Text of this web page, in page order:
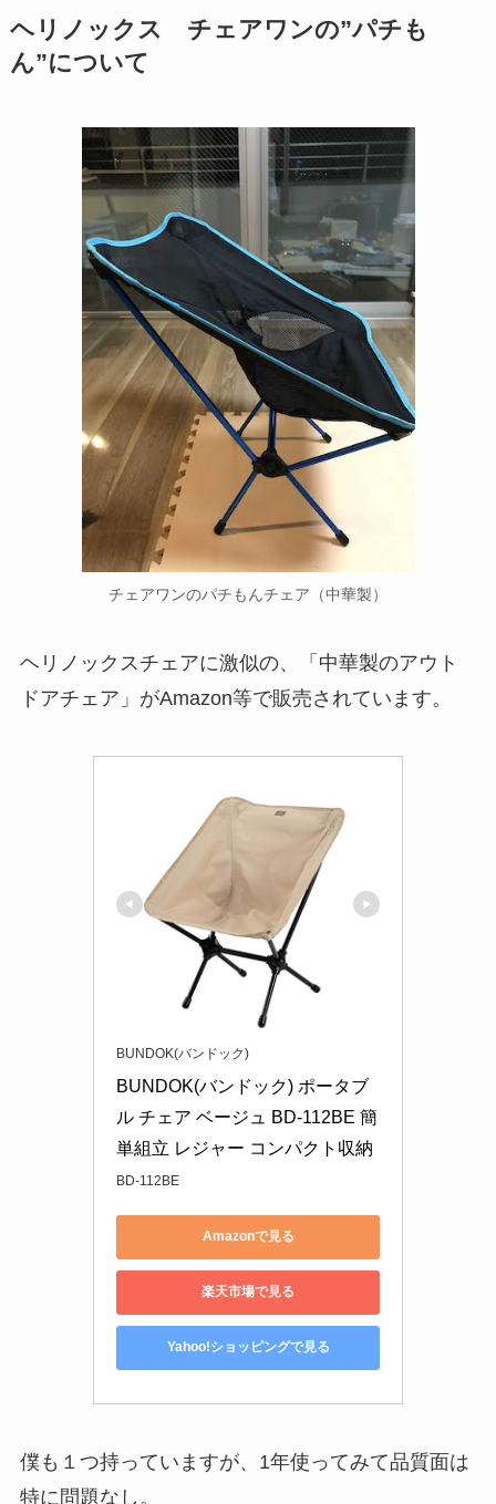
ヘリノックス チェアワンの”パチも
ん”について
チェアワンのパチもんチェア（中華製）
ヘリノックスチェアに激似の、「中華製のアウト
ドアチェア」がAmazon等で販売されています。
BUNDOK(バンドック)
BUNDOK(バンドック) ポータブ
ル チェア ベージュ BD-112BE 簡
単組立 レジャー コンパクト収納
BD-112BE
Amazonで見る
楽天市場で見る
Yahoo!ショッピングで見る
僕も１つ持っていますが、1年使ってみて品質面は
特に問題なし。